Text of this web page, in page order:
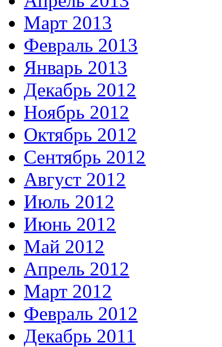
Март 2013
Февраль 2013
Январь 2013
Декабрь 2012
Ноябрь 2012
Октябрь 2012
Сентябрь 2012
Август 2012
Июль 2012
Июнь 2012
Май 2012
Апрель 2012
Март 2012
Февраль 2012
Декабрь 2011